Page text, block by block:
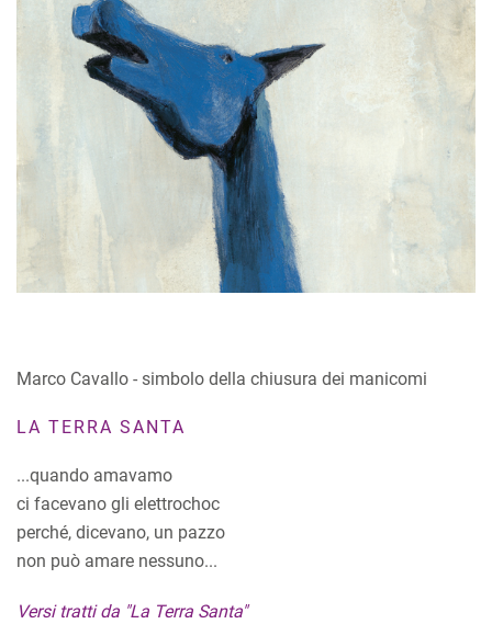
Marco Cavallo - simbolo della chiusura dei manicomi
LA TERRA SANTA
...quando amavamo
ci facevano gli elettrochoc
perché, dicevano, un pazzo
non può amare nessuno...
Versi tratti da "La Terra Santa"